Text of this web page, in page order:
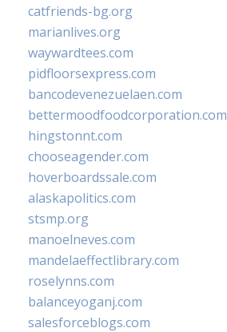
catfriends-bg.org
marianlives.org
waywardtees.com
pidfloorsexpress.com
bancodevenezuelaen.com
bettermoodfoodcorporation.com
hingstonnt.com
chooseagender.com
hoverboardssale.com
alaskapolitics.com
stsmp.org
manoelneves.com
mandelaeffectlibrary.com
roselynns.com
balanceyoganj.com
salesforceblogs.com